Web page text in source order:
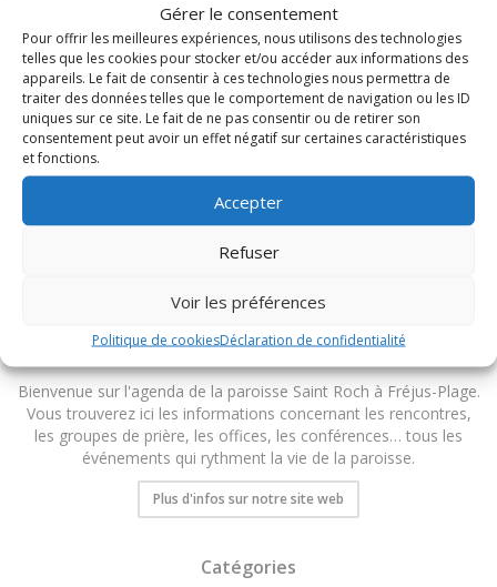
Gérer le consentement
Pour offrir les meilleures expériences, nous utilisons des technologies
telles que les cookies pour stocker et/ou accéder aux informations des
appareils. Le fait de consentir à ces technologies nous permettra de
traiter des données telles que le comportement de navigation ou les ID
uniques sur ce site. Le fait de ne pas consentir ou de retirer son
consentement peut avoir un effet négatif sur certaines caractéristiques
et fonctions.
Accepter
Refuser
Voir les préférences
Politique de cookiesDéclaration de confidentialité
Demander une mise à jour
Bienvenue sur l'agenda de la paroisse Saint Roch à Fréjus-Plage.
Vous trouverez ici les informations concernant les rencontres,
les groupes de prière, les offices, les conférences… tous les
événements qui rythment la vie de la paroisse.
Plus d'infos sur notre site web
Catégories